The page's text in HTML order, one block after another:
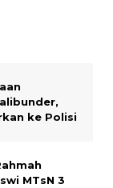
ke Polisi
MTsN 3